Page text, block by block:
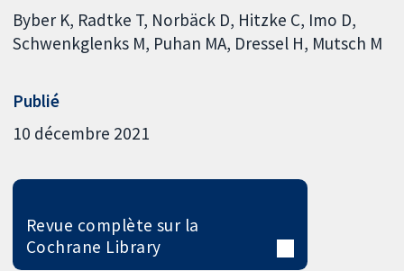
Byber K Radtke T Norbäck D Hitzke C Imo D
Schwenkglenks M Puhan MA Dressel H Mutsch M
Publié
10 décembre 2021
Revue complète sur la
Cochrane Library